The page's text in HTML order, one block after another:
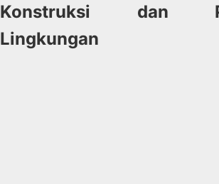
Konstruksi dan
Lingkungan